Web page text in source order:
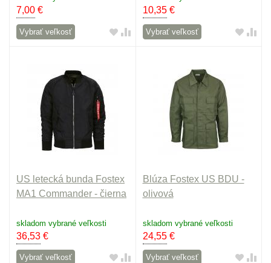
7,00 €
Vybrať veľkosť
10,35€
Vybrať veľkosť
US letecká bunda Fostex
MA1 Commander - čierna
skladom vybrané veľkosti
36,53 €
Vybrať veľkosť
Blúza Fostex US BDU -
olivová
skladom vybrané veľkosti
24,55€
Vybrať veľkosť